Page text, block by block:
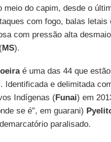
meio do capim, desde o
com fogo, balas
com pressão alta
MS).
é uma das 44 que
. Identificada e delimitada
Indígenas (Funai) em
se é”, em guarani)
paralisado.